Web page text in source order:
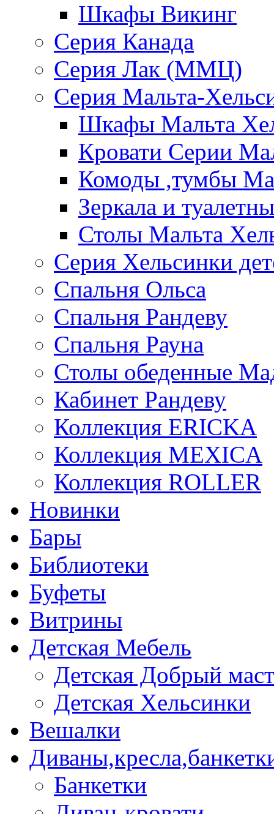
Шкафы Викинг
Серия Канада
Серия Лак (ММЦ)
Серия Мальта-
Шкафы Мальта
Кровати Серии
Комоды ,тумбы
Зеркала и
Столы Мальта
Серия Хельсинки
Спальня Ольса
Спальня Рандеву
Спальня Рауна
Столы обеденные
Кабинет Рандеву
Коллекция ERICKA
Коллекция MEXICA
Коллекция ROLLER
Новинки
Бары
Библиотеки
Буфеты
Витрины
Детская Мебель
Детская Добрый
Детская Хельсинки
Вешалки
Банкетки